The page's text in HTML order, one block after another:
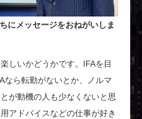
にメッセージをおねがいしま
しいかどうかです。IFAを目
なら転勤がないとか、ノルマ
が動機の人も少なくないと思
アドバイスなどの仕事が好き